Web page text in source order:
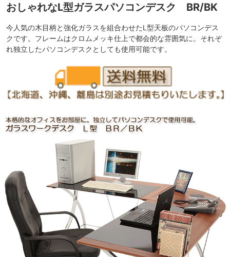
おしゃれなL型ガラスパソコンデスク BR/BK
今人気の木目柄と強化ガラスを組合わせたL型天板のパソコンデス
クです。フレームはクロムメッキ仕上で都会的な雰囲気に。それぞ
れ独立したパソコンデスクとしても使用可能です。